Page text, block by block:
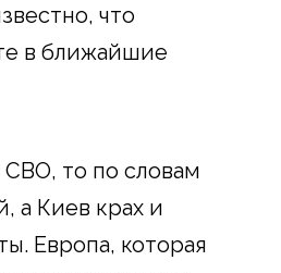
что
в ближайшие
СВО, то по словам
а Киев крах и
Европа, которая